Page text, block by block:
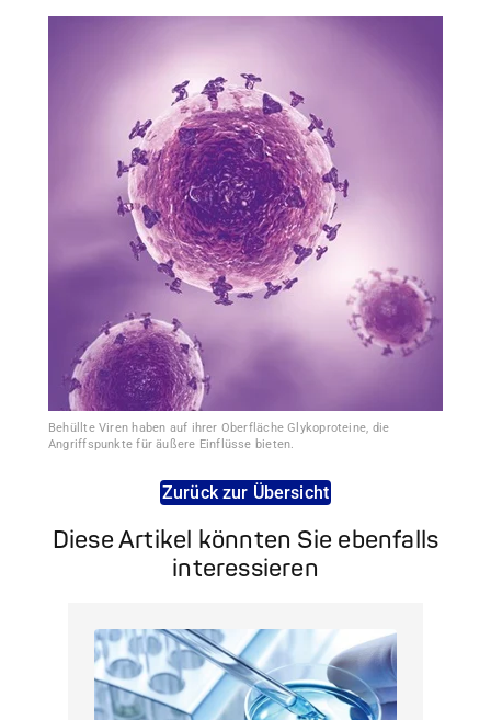
Behüllte Viren haben auf ihrer Oberfläche Glykoproteine, die
Angriffspunkte für äußere Einflüsse bieten.
Zurück zur Übersicht
Diese Artikel könnten Sie ebenfalls
interessieren